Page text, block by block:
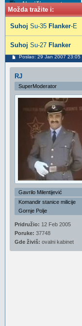
Možda tražite i:
Suhoj Su-35 Flanker-E
Suhoj Su-27 Flanker
Napiši novu temu
Suhoj SU-30 Flanker-C/G/H
Poslao: 29 Jan 2007 23:05
RJ
SuperModerator
Gavrilo Milentijević
Komandir stanice milicije
Gornje Polje
Pridružio: 12 Feb 2005
Poruke: 37748
Gde živiš: ovalni kabinet